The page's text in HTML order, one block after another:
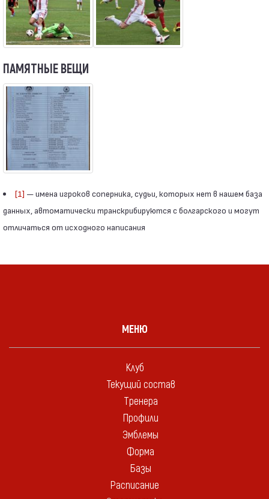
ПАМЯТНЫЕ ВЕЩИ
[1] — имена игроков соперника, судьи, которых нет в нашем база
данных, автоматически транскрибируются с болгарского и могут
отличаться от исходного написания
МЕНЮ
Клуб
Текущий состав
Тренера
Профили
Эмблемы
Форма
Базы
Расписание